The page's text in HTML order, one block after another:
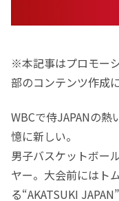
※本記事はプロモー
部のコンテンツ作成
WBCで侍JAPANの
憶に新しい。
男子バスケットボー
ヤー。大会前にはト
る“AKATSUKI